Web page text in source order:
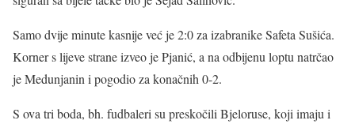
Samo dvije minute kasnije već je 2:0 za izabranike Safeta Sušića.
Korner s lijeve strane izveo je Pjanić, a na odbijenu loptu natrčao
je Medunjanin i pogodio za konačnih 0-2.
S ova tri boda, bh. fudbaleri su preskočili Bjeloruse, koji imaju i